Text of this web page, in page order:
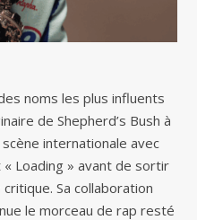
noms les plus influents
de Shepherd’s Bush à
internationale avec
Loading » avant de sortir
Sa collaboration
le morceau de rap resté